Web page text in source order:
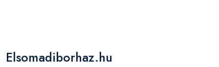
Elsomadiborhaz.hu